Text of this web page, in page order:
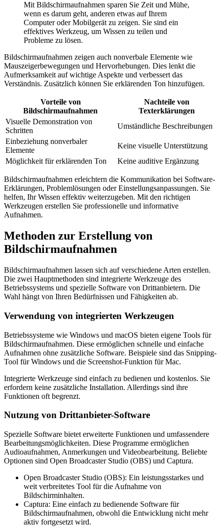
Mit Bildschirmaufnahmen sparen Sie Zeit und Mühe,
wenn es darum geht, anderen etwas auf Ihrem
Computer oder Mobilgerät zu zeigen. Sie sind ein
effektives Werkzeug, um Wissen zu teilen und
Probleme zu lösen.
Bildschirmaufnahmen zeigen auch nonverbale Elemente wie
Mauszeigerbewegungen und Hervorhebungen. Dies lenkt die
Aufmerksamkeit auf wichtige Aspekte und verbessert das
Verständnis. Zusätzlich können Sie erklärenden Ton hinzufügen.
Vorteile von
Bildschirmaufnahmen
Nachteile von
Texterklärungen
Visuelle Demonstration von
Schritten
Umständliche Beschreibungen
Einbeziehung nonverbaler
Elemente
Keine visuelle Unterstützung
Möglichkeit für erklärenden Ton
Keine auditive Ergänzung
Bildschirmaufnahmen erleichtern die Kommunikation bei Software-
Erklärungen, Problemlösungen oder Einstellungsanpassungen. Sie
helfen, Ihr Wissen effektiv weiterzugeben. Mit den richtigen
Werkzeugen erstellen Sie professionelle und informative
Aufnahmen.
Methoden zur Erstellung von
Bildschirmaufnahmen
Bildschirmaufnahmen lassen sich auf verschiedene Arten erstellen.
Die zwei Hauptmethoden sind integrierte Werkzeuge des
Betriebssystems und spezielle Software von Drittanbietern. Die
Wahl hängt von Ihren Bedürfnissen und Fähigkeiten ab.
Verwendung von integrierten Werkzeugen
Betriebssysteme wie Windows und macOS bieten eigene Tools für
Bildschirmaufnahmen. Diese ermöglichen schnelle und einfache
Aufnahmen ohne zusätzliche Software. Beispiele sind das Snipping-
Tool für Windows und die Screenshot-Funktion für Mac.
Integrierte Werkzeuge sind einfach zu bedienen und kostenlos. Sie
erfordern keine zusätzliche Installation. Allerdings sind ihre
Funktionen oft begrenzt.
Nutzung von Drittanbieter-Software
Spezielle Software bietet erweiterte Funktionen und umfassendere
Bearbeitungsmöglichkeiten. Diese Programme ermöglichen
Audioaufnahmen, Anmerkungen und Videobearbeitung. Beliebte
Optionen sind Open Broadcaster Studio (OBS) und Captura.
Open Broadcaster Studio (OBS): Ein leistungsstarkes und
weit verbreitetes Tool für die Aufnahme von
Bildschirminhalten.
Captura: Eine einfach zu bedienende Software für
Bildschirmaufnahmen, obwohl die Entwicklung nicht mehr
aktiv fortgesetzt wird.